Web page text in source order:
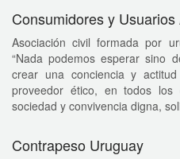
Consumidores y
Asociación civil formada por
“Nada podemos esperar sino
crear una conciencia y
proveedor ético, en todos los
sociedad y convivencia digna,
Contrapeso Uruguay